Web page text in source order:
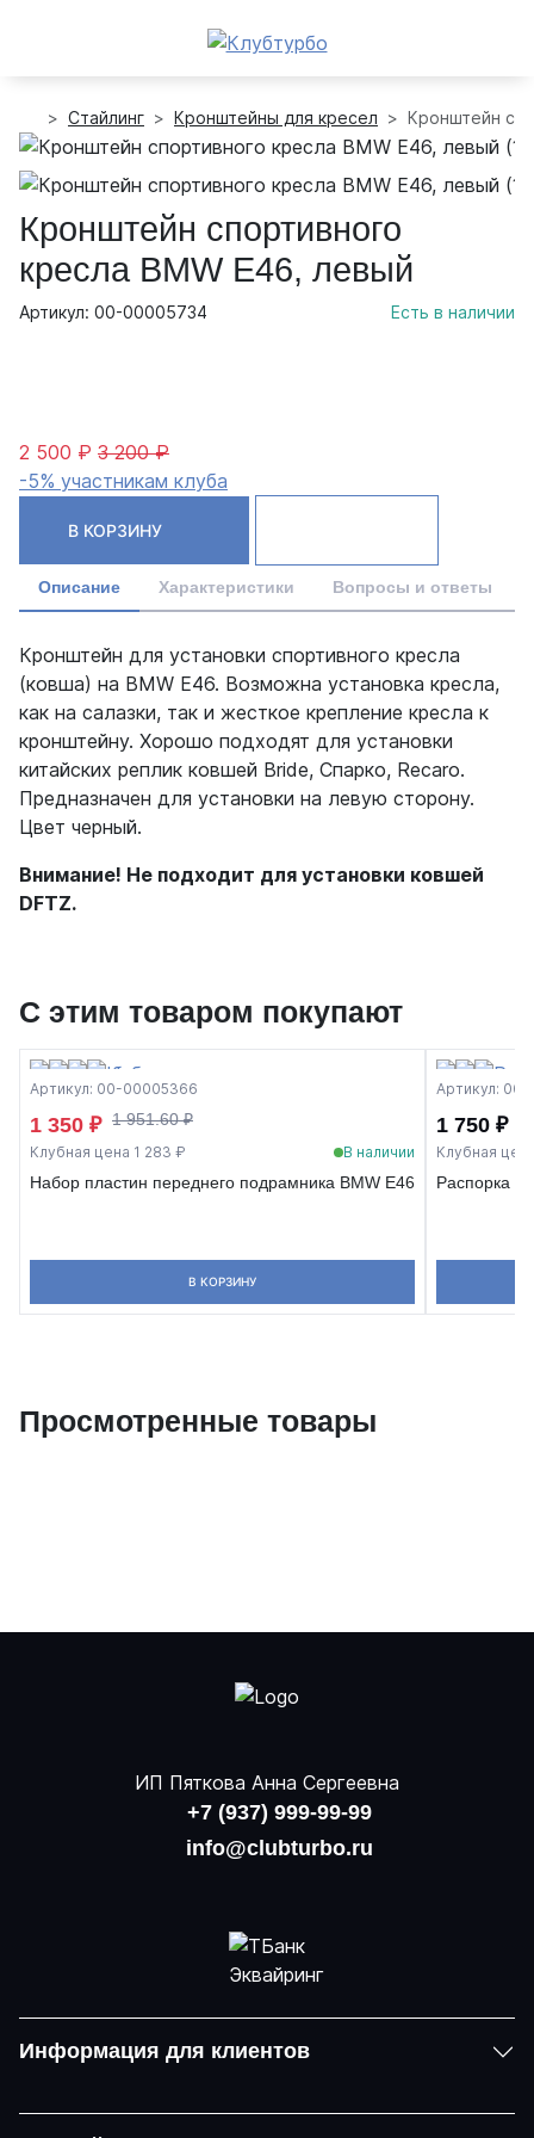
Стайлинг Кронштейны для кресел Кронштейн
Кронштейн спортивного
кресла BMW E46, левый
Артикул: 00-00005734 Есть в наличии
2 500 ₽ 3 200 ₽
-5% участникам клуба
В КОРЗИНУ
Описание Характеристики Вопросы и ответы
Кронштейн для установки спортивного кресла
(ковша) на BMW E46. Возможна установка кресла,
как на салазки, так и жесткое крепление кресла к
кронштейну. Хорошо подходят для установки
китайских реплик ковшей Bride, Спарко, Recaro.
Предназначен для установки на левую сторону.
Цвет черный.
Внимание! Не подходит для установки ковшей
DFTZ.
С этим товаром покупают
Артикул: 00-00005366
1 350 ₽ 1 951.60 ₽
Клубная цена 1 283 ₽ В наличии
Набор пластин переднего подрамника BMW E46
В КОРЗИНУ
Артикул:
1 750 ₽
Клубная
Распорка
Просмотренные товары
ИП Пяткова Анна Сергеевна
+7 (937) 999-99-99
info@clubturbo.ru
Информация для клиентов